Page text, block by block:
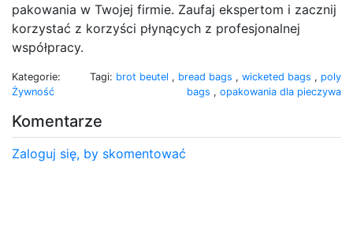
pakowania w Twojej firmie. Zaufaj ekspertom i zacznij
korzystać z korzyści płynących z profesjonalnej
współpracy.
Kategorie:
Żywność
Tagi: brot beutel , bread bags , wicketed bags , poly
bags , opakowania dla pieczywa
Komentarze
Zaloguj się, by skomentować